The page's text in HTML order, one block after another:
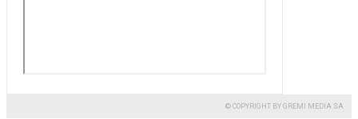
© COPYRIGHT BY GREMI MEDIA SA